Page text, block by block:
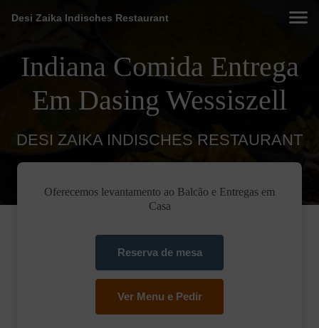
Desi Zaika Indisches Restaurant
Indiana Comida Entrega
Em Dasing Wessiszell
DESI ZAIKA INDISCHES RESTAURANT
Oferecemos levantamento ao Balcão e Entregas em
Casa
Reserva de mesa
Ver Menu e Pedir